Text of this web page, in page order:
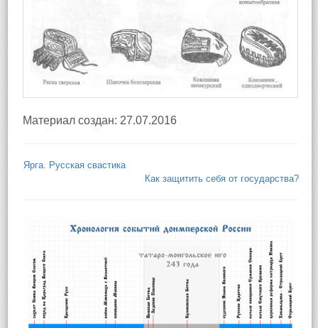
Материал создан: 27.07.2016
Ярга. Русская свастика
Как защитить себя от государства?